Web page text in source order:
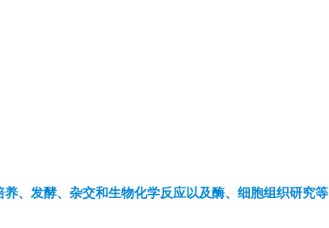
养、发酵、杂交和生物化学反应以及酶、细胞组织研究等